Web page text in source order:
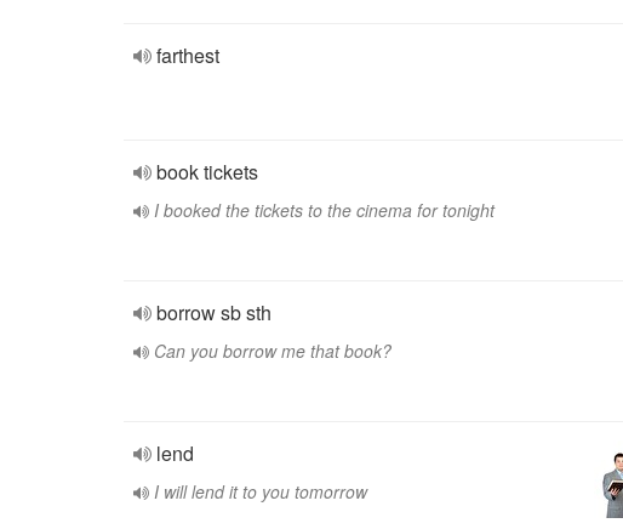
farthest
book tickets
I booked the tickets to the cinema for tonight
borrow sb sth
Can you borrow me that book?
lend
I will lend it to you tomorrow